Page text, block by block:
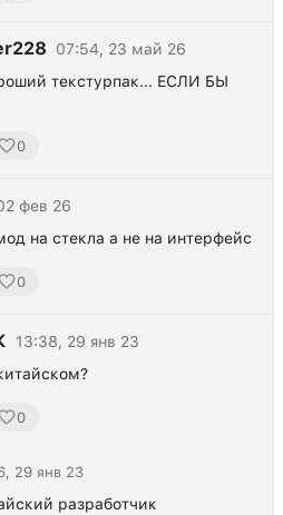
07:54, 23 май 26
текстурпак... ЕСЛИ БЫ
0
фев 26
на стекла а не на интерфейс
0
13:38, 29 янв 23
0
29 янв 23
разработчик